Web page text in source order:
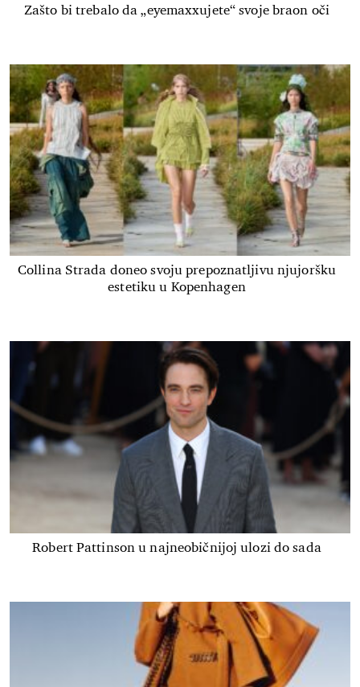
Zašto bi trebalo da „eyemaxxujete“ svoje braon oči
Collina Strada doneo svoju prepoznatljivu njujoršku
estetiku u Kopenhagen
Robert Pattinson u najneobičnijoj ulozi do sada